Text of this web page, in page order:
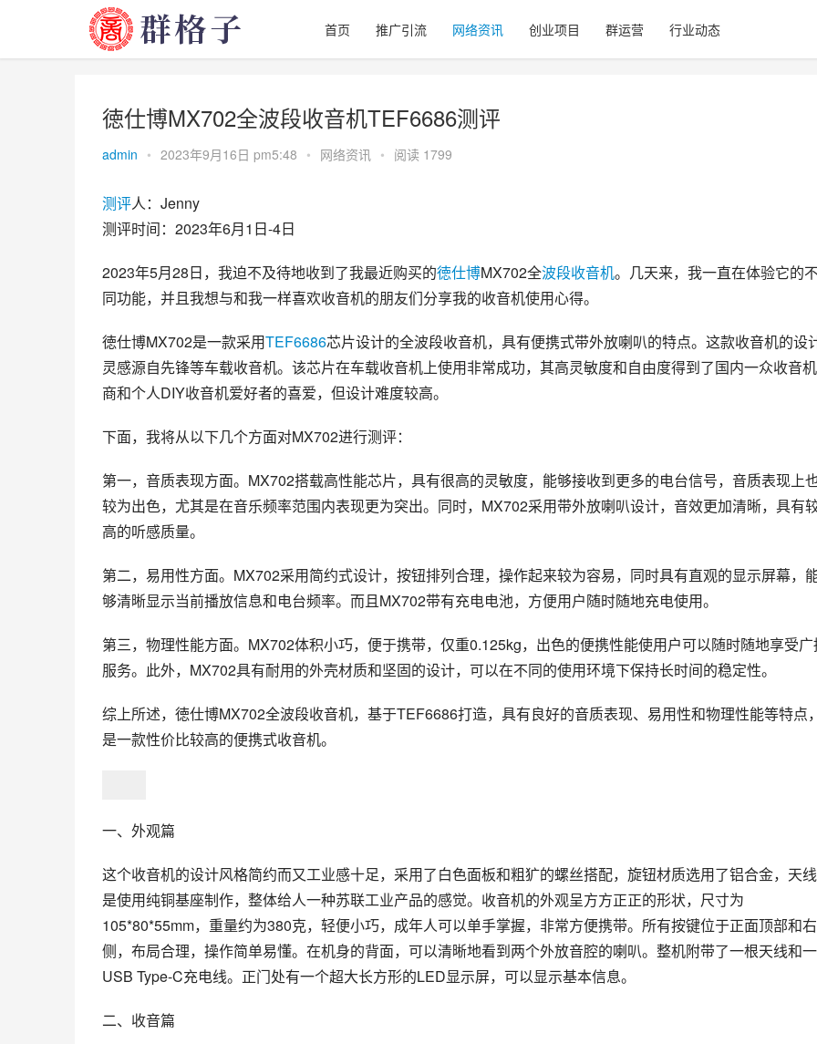
首页 推广引流 网络资讯 创业项目 群运营 行业动态
徳仕博MX702全波段收音机TEF6686测评
admin • 2023年9月16日 pm5:48 • 网络资讯 • 阅读 1799
测评人：Jenny
测评时间：2023年6月1日-4日
2023年5月28日，我迫不及待地收到了我最近购买的徳仕博MX702全波段收音机。几天来，我一直在体验它的
同功能，并且我想与和我一样喜欢收音机的朋友们分享我的收音机使用心得。
徳仕博MX702是一款采用TEF6686芯片设计的全波段收音机，具有便携式带外放喇叭的特点。这款收音机的设
灵感源自先锋等车载收音机。该芯片在车载收音机上使用非常成功，其高灵敏度和自由度得到了国内一众收音
商和个人DIY收音机爱好者的喜爱，但设计难度较高。
下面，我将从以下几个方面对MX702进行测评：
第一，音质表现方面。MX702搭载高性能芯片，具有很高的灵敏度，能够接收到更多的电台信号，音质表现上
较为出色，尤其是在音乐频率范围内表现更为突出。同时，MX702采用带外放喇叭设计，音效更加清晰，具有
高的听感质量。
第二，易用性方面。MX702采用简约式设计，按钮排列合理，操作起来较为容易，同时具有直观的显示屏幕，
够清晰显示当前播放信息和电台频率。而且MX702带有充电电池，方便用户随时随地充电使用。
第三，物理性能方面。MX702体积小巧，便于携带，仅重0.125kg，出色的便携性能使用户可以随时随地享受
服务。此外，MX702具有耐用的外壳材质和坚固的设计，可以在不同的使用环境下保持长时间的稳定性。
综上所述，徳仕博MX702全波段收音机，基于TEF6686打造，具有良好的音质表现、易用性和物理性能等特点，
是一款性价比较高的便携式收音机。
一、外观篇
这个收音机的设计风格简约而又工业感十足，采用了白色面板和粗犷的螺丝搭配，旋钮材质选用了铝合金，天
是使用纯铜基座制作，整体给人一种苏联工业产品的感觉。收音机的外观呈方方正正的形状，尺寸为
105*80*55mm，重量约为380克，轻便小巧，成年人可以单手掌握，非常方便携带。所有按键位于正面顶部和右
侧，布局合理，操作简单易懂。在机身的背面，可以清晰地看到两个外放音腔的喇叭。整机附带了一根天线和
USB Type-C充电线。正门处有一个超大长方形的LED显示屏，可以显示基本信息。
二、收音篇